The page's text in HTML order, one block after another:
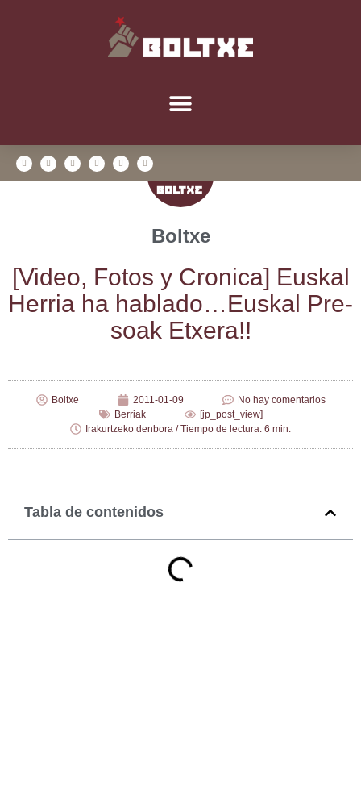
Boltxe
[Video, Fotos y Cro­ni­ca] Eus­kal
Herria ha hablado…Euskal Pre­
soak Etxera!!
Boltxe 2011-01-09
No hay comentarios
Berriak
[jp_post_view]
Irakurtzeko denbora / Tiempo de lectura: 6 min.
Tabla de contenidos